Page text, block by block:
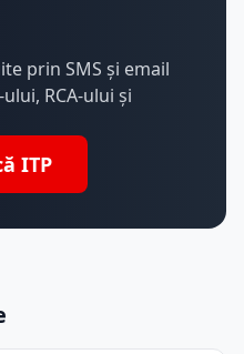
prin SMS și email
RCA-ului și
ITP